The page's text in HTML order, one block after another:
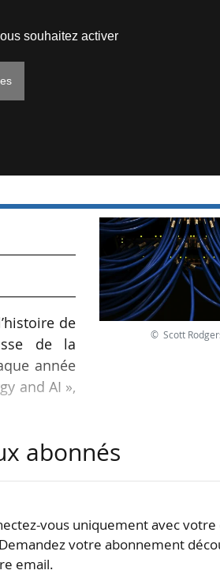
sans
de
de la
année
and AI »,
hausse de
chaînes
© Scott
abonnés
vous uniquement avec votre
votre abonnement
email.
souhaitez activer